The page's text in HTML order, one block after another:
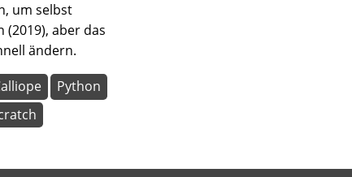
um selbst
(2019), aber das
ändern.
Python